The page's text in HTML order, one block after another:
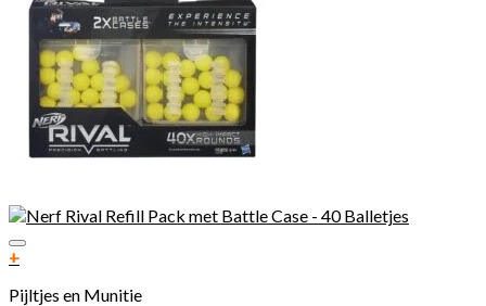
+
Pijltjes en Munitie